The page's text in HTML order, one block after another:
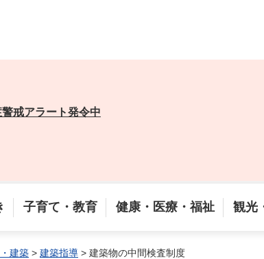
戒アラート発令中
子育て・教育 健康・医療・福祉 観光
建築 > 建築指導 > 建築物の中間検査制度